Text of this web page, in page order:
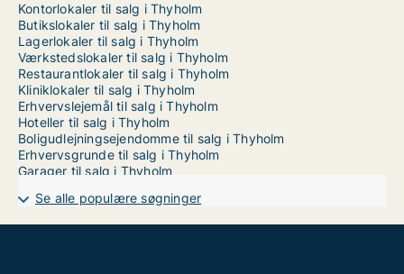
Kontorlokaler til salg i Thyholm
Butikslokaler til salg i Thyholm
Lagerlokaler til salg i Thyholm
Værkstedslokaler til salg i Thyholm
Restaurantlokaler til salg i Thyholm
Kliniklokaler til salg i Thyholm
Erhvervslejemål til salg i Thyholm
Hoteller til salg i Thyholm
Boligudlejningsejendomme til salg i Thyholm
Erhvervsgrunde til salg i Thyholm
Garager til salg i Thyholm
Se alle populære søgninger